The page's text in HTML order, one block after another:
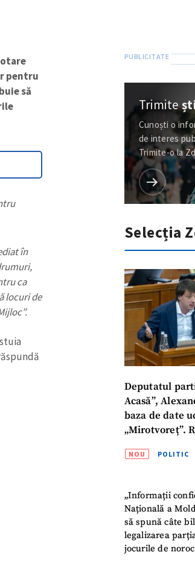
pentru
să
în
ca
locuri de
Trimite
Cunoști o
de interes
Trimite-o la
Selecția
Deputatul
Acasă”,
baza de date
„Mirotvoreț”.
NOU POLITIC
„Informații
Națională a
să spună câte
legalizarea
jocurile de noroc
+ Numele meu